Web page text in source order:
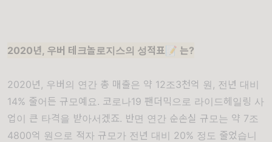
2020년, 우버 테크놀로지스의 성적표 📝 는?
2020년, 우버의 연간 총 매출은 약 12조3천억 원, 전년 대비
14% 줄어든 규모예요. 코로나19 팬더믹으로 라이드헤일링 사
업이 큰 타격을 받아서겠죠. 반면 연간 순손실 규모는 약 7조
4800억 원으로 적자 규모가 전년 대비 20% 정도 줄었습니